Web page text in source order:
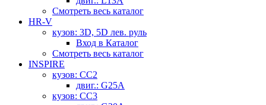
Смотреть весь каталог
HR-V
кузов: 3D, 5D лев. руль
Вход в Каталог
Смотреть весь каталог
INSPIRE
кузов: CC2
двиг.: G25A
кузов: CC3